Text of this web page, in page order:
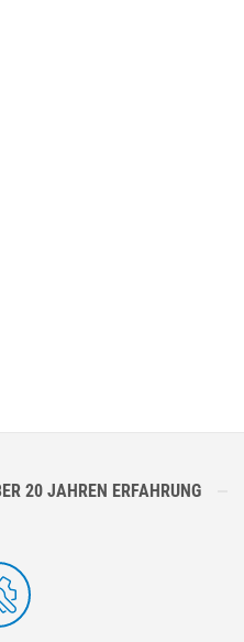
20 JAHREN ERFAHRUNG